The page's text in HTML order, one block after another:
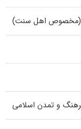
(مخصوص اهل سنت)
و تمدن اسلامی